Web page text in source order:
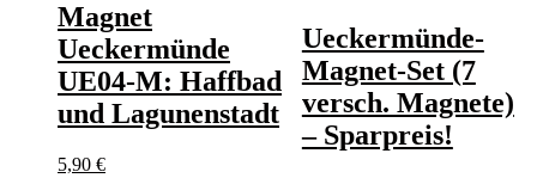
Magnet
Ueckermünde
UE04-M: Haffbad
und Lagunenstadt
5,90 €
Ueckermünde-
Magnet-Set (7
versch. Magnete)
– Sparpreis!